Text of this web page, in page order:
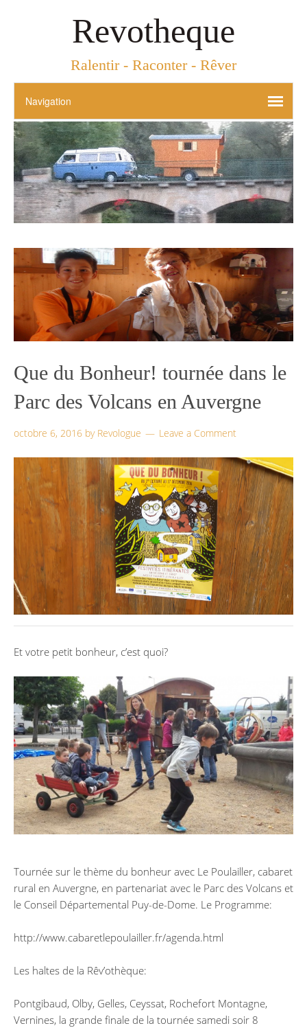
Revotheque
Ralentir - Raconter - Rêver
Que du Bonheur! tournée dans le
Parc des Volcans en Auvergne
octobre 6, 2016 by Revologue Leave a Comment
Et votre petit bonheur, c’est quoi?
Tournée sur le thème du bonheur avec Le Poulailler, cabaret
rural en Auvergne, en partenariat avec le Parc des Volcans et
le Conseil Départemental Puy-de-Dome. Le Programme:
http://www.cabaretlepoulailler.fr/agenda.html
Les haltes de la Rêv’othèque:
Pontgibaud, Olby, Gelles, Ceyssat, Rochefort Montagne,
Vernines, la grande finale de la tournée samedi soir 8